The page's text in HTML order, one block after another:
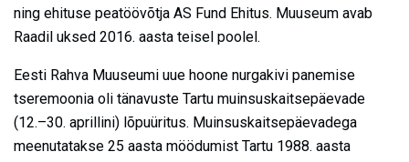
ning ehituse peatöövõtja AS Fund Ehitus. Muuseum avab
Raadil uksed 2016. aasta teisel poolel.
Eesti Rahva Muuseumi uue hoone nurgakivi panemise
tseremoonia oli tänavuste Tartu muinsuskaitsepäevade
(12.–30. aprillini) lõpuüritus. Muinsuskaitsepäevadega
meenutatakse 25 aasta möödumist Tartu 1988. aasta